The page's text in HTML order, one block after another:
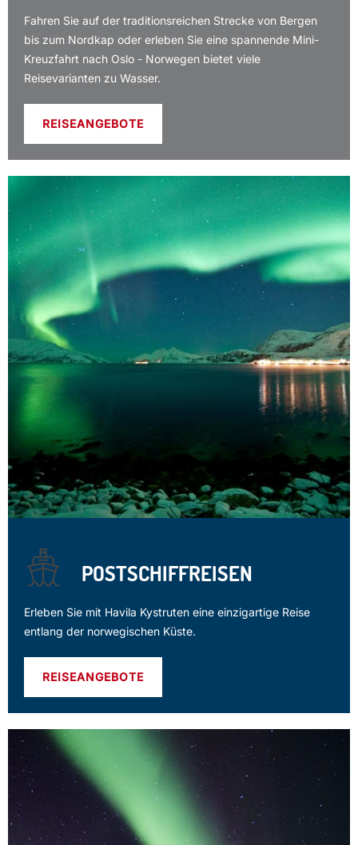
Fahren Sie auf der traditionsreichen Strecke von Bergen
bis zum Nordkap oder erleben Sie eine spannende Mini-
Kreuzfahrt nach Oslo - Norwegen bietet viele
Reisevarianten zu Wasser.
REISEANGEBOTE
POSTSCHIFFREISEN
Erleben Sie mit Havila Kystruten eine einzigartige Reise
entlang der norwegischen Küste.
REISEANGEBOTE